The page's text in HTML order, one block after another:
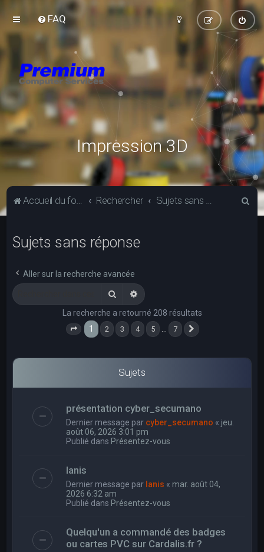
FAQ
Impression 3D
Accueil du forum Rechercher Sujets sans réponse
Sujets sans réponse
Aller sur la recherche avancée
RechercherRecherche avancée
La recherche a retourné 208 résultats
Page 1 sur
1 2 3 4 5 7
Sujets
présentation cyber_secumano
Dernier message par cyber_secumano « jeu.
août 06, 2026 3:01 pm
Publié dans Présentez-vous
Ianis
Dernier message par Ianis « mar. août 04,
2026 6:32 am
Publié dans Présentez-vous
Quelqu'un a commandé des badges
ou cartes PVC sur Cardalis.fr ?